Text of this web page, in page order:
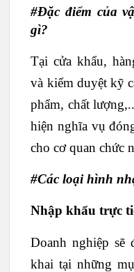
#Đặc điểm của
gì?
Tại cửa khẩu,
và kiểm duyệt kỹ
phẩm, chất
hiện nghĩa vụ
cho cơ quan chức
#Các loại hình
Nhập khẩu trực
Doanh nghiệp sẽ
khai tại những